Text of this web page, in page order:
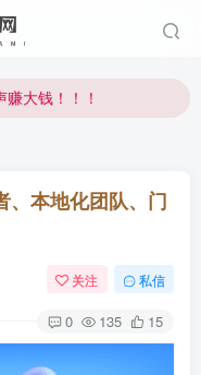
大钱！！！
大钱！！！
、本地化团队、门
关注 私信
0 135 15